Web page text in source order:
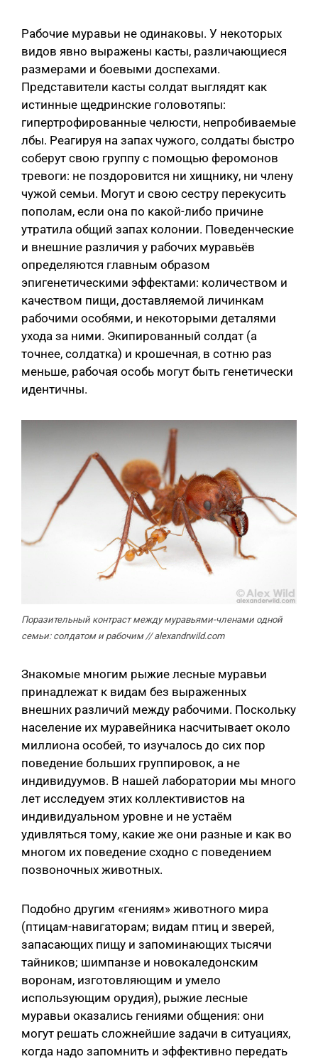
Рабочие муравьи не одинаковы. У некоторых
видов явно выражены касты, различающиеся
размерами и боевыми доспехами.
Представители касты солдат выглядят как
истинные щедринские головотяпы:
гипертрофированные челюсти, непробиваемые
лбы. Реагируя на запах чужого, солдаты быстро
соберут свою группу с помощью феромонов
тревоги: не поздоровится ни хищнику, ни члену
чужой семьи. Могут и свою сестру перекусить
пополам, если она по какой-либо причине
утратила общий запах колонии. Поведенческие
и внешние различия у рабочих муравьёв
определяются главным образом
эпигенетическими эффектами: количеством и
качеством пищи, доставляемой личинкам
рабочими особями, и некоторыми деталями
ухода за ними. Экипированный солдат (а
точнее, солдатка) и крошечная, в сотню раз
меньше, рабочая особь могут быть генетически
идентичны.
Поразительный контраст между муравьями-членами одной
семьи: солдатом и рабочим // alexandrwild.com
Знакомые многим рыжие лесные муравьи
принадлежат к видам без выраженных
внешних различий между рабочими. Поскольку
население их муравейника насчитывает около
миллиона особей, то изучалось до сих пор
поведение больших группировок, а не
индивидуумов. В нашей лаборатории мы много
лет исследуем этих коллективистов на
индивидуальном уровне и не устаём
удивляться тому, какие же они разные и как во
многом их поведение сходно с поведением
позвоночных животных.
Подобно другим «гениям» животного мира
(птицам-навигаторам; видам птиц и зверей,
запасающих пищу и запоминающих тысячи
тайников; шимпанзе и новокаледонским
воронам, изготовляющим и умело
использующим орудия), рыжие лесные
муравьи оказались гениями общения: они
могут решать сложнейшие задачи в ситуациях,
когда надо запомнить и эффективно передать